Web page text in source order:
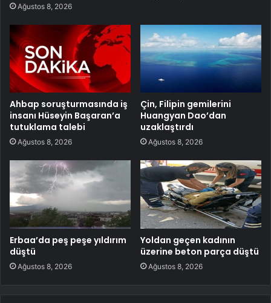
Ağustos 8, 2026
Ahbap soruşturmasında iş
insanı Hüseyin Başaran’a
tutuklama talebi
Ağustos 8, 2026
Çin, Filipin gemilerini
Huangyan Dao’dan
uzaklaştırdı
Ağustos 8, 2026
Erbaa’da peş peşe yıldırım
düştü
Ağustos 8, 2026
Yoldan geçen kadının
üzerine beton parça düştü
Ağustos 8, 2026